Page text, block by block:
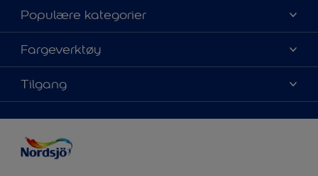
Om Nordsjö
Kontakt oss
Finn en butikk
Presse
Akzonobel
Populære kategorier
Finn farge
Velg produkt
Fargeinspirasjon
Miljø og bærekraft
Fargeverktøy
Fargekart
Nordsjö Visualizer fargeapp
ColourTester
Eventyrlig Oppussing
Tilgang
Forhandlere